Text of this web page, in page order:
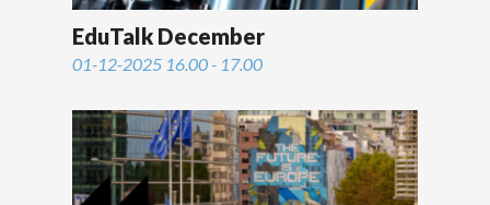
EduTalk December
01-12-2025 16.00 - 17.00